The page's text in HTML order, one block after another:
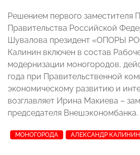
Решением первого заместителя
Правительства Российской
Шувалова президент «ОПОРЫ
Калинин включен в состав
модернизации моногородов,
года при Правительственной
экономическому развитию и
возглавляет Ирина Макиева –
председателя Внешэкономбанка.
МОНОГОРОДА АЛЕКСАНДР КАЛИНИН